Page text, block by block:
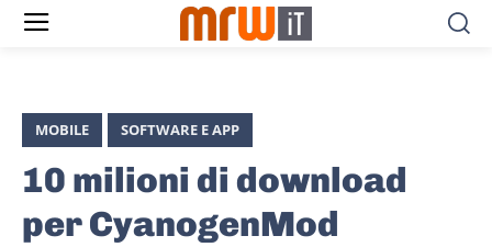
MOBILE SOFTWARE E APP
10 milioni di download
per CyanogenMod